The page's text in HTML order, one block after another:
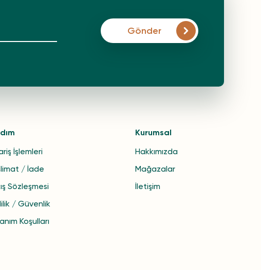
Gönder
İşlemleri
/ İade
Sözleşmesi
/ Güvenlik
Koşulları
Kurumsal
Hakkımızda
Mağazalar
İletişim